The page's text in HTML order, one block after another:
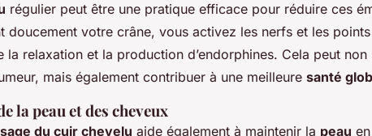
régulier peut être une pratique efficace pour réduire ces
doucement votre crâne, vous activez les nerfs et les
la relaxation et la production d’endorphines. Cela peut non
mais également contribuer à une meilleure santé
la peau et des cheveux
du cuir chevelu aide également à maintenir la peau